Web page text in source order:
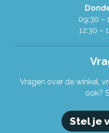
09:30 –
12:30 –
Vragen over de winkel,
ook?
Stel je